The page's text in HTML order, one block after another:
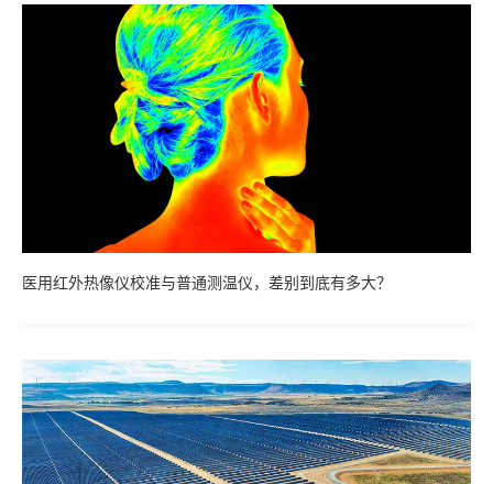
医用红外热像仪校准与普通测温仪，差别到底有多大？